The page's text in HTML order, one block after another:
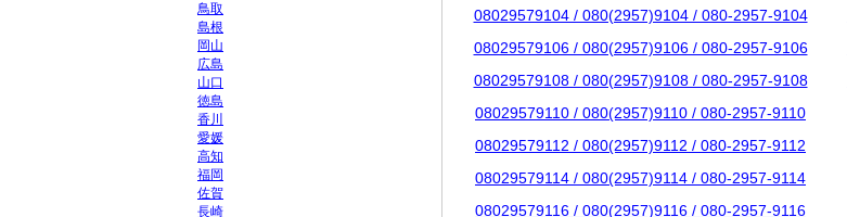
08029579104 / 080(2957)9104 / 080-2957-9104
08029579106 / 080(2957)9106 / 080-2957-9106
08029579108 / 080(2957)9108 / 080-2957-9108
08029579110 / 080(2957)9110 / 080-2957-9110
08029579112 / 080(2957)9112 / 080-2957-9112
08029579114 / 080(2957)9114 / 080-2957-9114
08029579116 / 080(2957)9116 / 080-2957-9116
鳥取
島根
岡山
広島
山口
徳島
香川
愛媛
高知
福岡
佐賀
長崎